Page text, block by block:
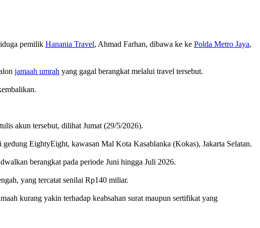
pemilik Hanania Travel, Ahmad Farhan, dibawa ke ke Polda Metro Jaya,
jamaah umrah yang gagal berangkat melalui travel tersebut.
akun tersebut, dilihat Jumat (29/5/2026).
EightyEight, kawasan Mal Kota Kasablanka (Kokas), Jakarta Selatan.
berangkat pada periode Juni hingga Juli 2026.
yang tercatat senilai Rp140 miliar.
kurang yakin terhadap keabsahan surat maupun sertifikat yang